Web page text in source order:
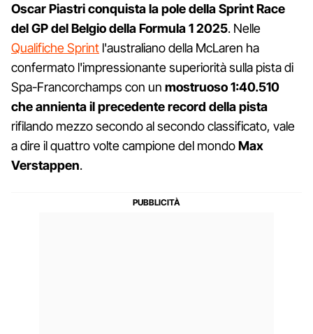
Oscar Piastri conquista la pole della Sprint Race
del GP del Belgio della Formula 1 2025. Nelle
Qualifiche Sprint l'australiano della McLaren ha
confermato l'impressionante superiorità sulla pista di
Spa-Francorchamps con un mostruoso 1:40.510
che annienta il precedente record della pista
rifilando mezzo secondo al secondo classificato, vale
a dire il quattro volte campione del mondoMax
Verstappen.